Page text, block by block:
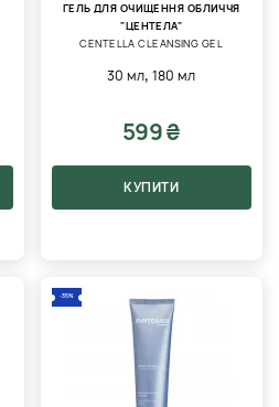
ГЕЛЬ ДЛЯ ОЧИЩЕННЯ ОБЛИЧЧЯ
"ЦЕНТЕЛА"
CENTELLA CLEANSING GEL
30 мл,180 мл
599 ₴
КУПИТИ
-35%